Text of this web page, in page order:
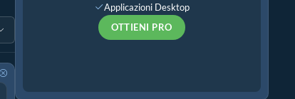
Applicazioni Desktop
OTTIENI PRO